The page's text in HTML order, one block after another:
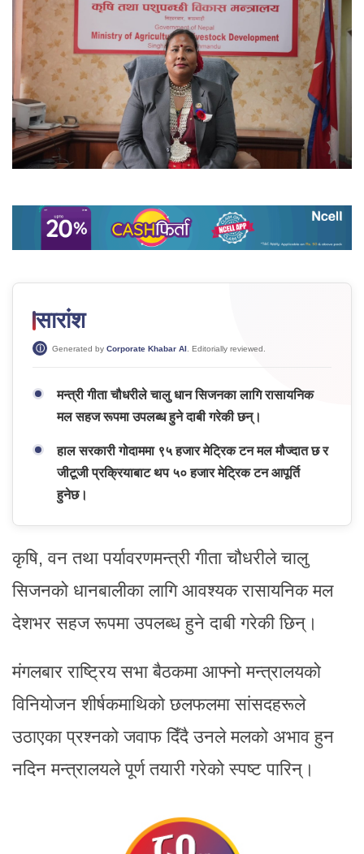
सारांश
Generated by Corporate Khabar AI . Editorially reviewed.
मन्त्री गीता चौधरीले चालु धान सिजनका लागि रासायनिक
मल सहज रूपमा उपलब्ध हुने दाबी गरेकी छन्।
हाल सरकारी गोदाममा ९५ हजार मेट्रिक टन मल मौज्दात छ र
जीटूजी प्रक्रियाबाट थप ५० हजार मेट्रिक टन आपूर्ति
हुनेछ।
कृषि, वन तथा पर्यावरणमन्त्री गीता चौधरीले चालु
सिजनको धानबालीका लागि आवश्यक रासायनिक मल
देशभर सहज रूपमा उपलब्ध हुने दाबी गरेकी छिन्।
मंगलबार राष्ट्रिय सभा बैठकमा आफ्नो मन्त्रालयको
विनियोजन शीर्षकमाथिको छलफलमा सांसदहरूले
उठाएका प्रश्नको जवाफ दिँदै उनले मलको अभाव हुन
नदिन मन्त्रालयले पूर्ण तयारी गरेको स्पष्ट पारिन्।